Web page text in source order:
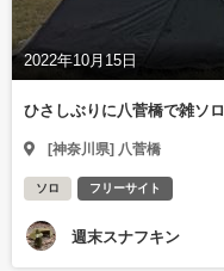
2022年10月15日
ひさしぶりに八菅橋で雑ソロ
[神奈川県] 八菅橋
ソロ フリーサイト
週末スナフキン